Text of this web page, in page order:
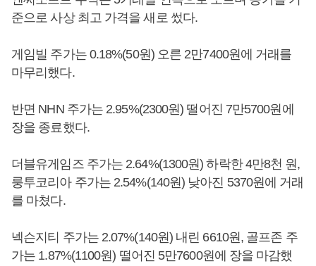
준으로 사상 최고 가격을 새로 썼다.
게임빌 주가는 0.18%(50원) 오른 2만7400원에 거래를
마무리했다.
반면 NHN 주가는 2.95%(2300원) 떨어진 7만5700원에
장을 종료했다.
더블유게임즈 주가는 2.64%(1300원) 하락한 4만8천 원,
룽투코리아 주가는 2.54%(140원) 낮아진 5370원에 거래
를 마쳤다.
넥슨지티 주가는 2.07%(140원) 내린 6610원, 골프존 주
가는 1.87%(1100원) 떨어진 5만7600원에 장을 마감했